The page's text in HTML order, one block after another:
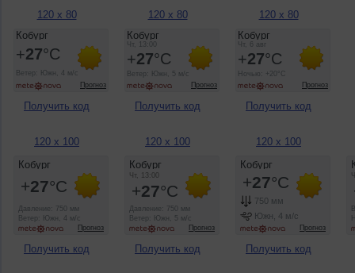
120 x 80
Получить код
120 x 80
Получить код
120 x 80
Получить код
120 x 100
Получить код
120 x 100
Получить код
120 x 100
Получить код